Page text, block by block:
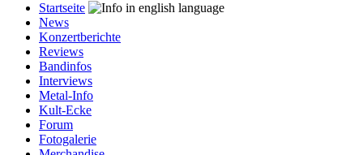
Startseite
News
Konzertberichte
Reviews
Bandinfos
Interviews
Metal-Info
Kult-Ecke
Forum
Fotogalerie